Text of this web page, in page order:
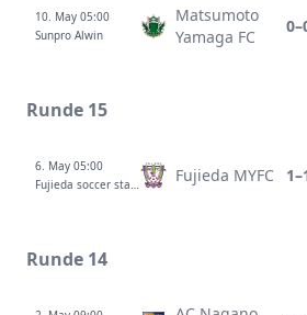
10. May 05:00
Sunpro Alwin
Matsumoto
Yamaga FC
Runde 15
6. May 05:00
Fujieda soccer stadium
Fujieda MYFC
Runde 14